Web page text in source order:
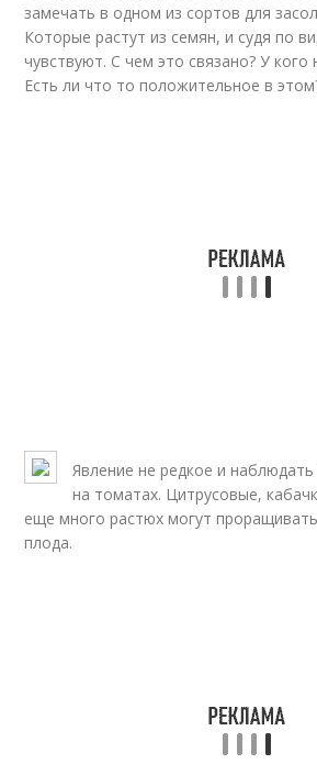
замечать в одном из сортов для
Которые растут из семян, и судя по
чувствуют. С чем это связано? У
Есть ли что то положительное в
Явление не редкое и
на томатах. Цитрусовые,
еще много растюх могут
плода.